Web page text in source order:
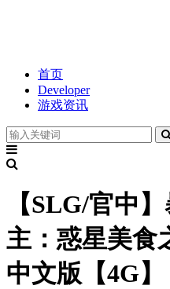
首页
Developer
游戏资讯
【SLG/官中
主：惑星美食
中文版【4G】